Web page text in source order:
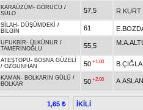
KARAÜZÜM - GÖRÜCÜ /
SÜLO
57,5 R.KURT
SİLAH - DÜŞÜMDEKİ /
BİLGİN
61
UFUKBİR- ÜLKÜNUR /
TAMERİNOĞLU
55,5
ATEŞTOPU- BOSNA GÜZELİ
/ ÖZGÜNHAN 50 +1.00 B.ÇIĞLA
KAMAN - BOLKARIN GÜLÜ /
BOLKAR
50 +2.00 A.ASLAN
1,65 ₺
İKİLİ